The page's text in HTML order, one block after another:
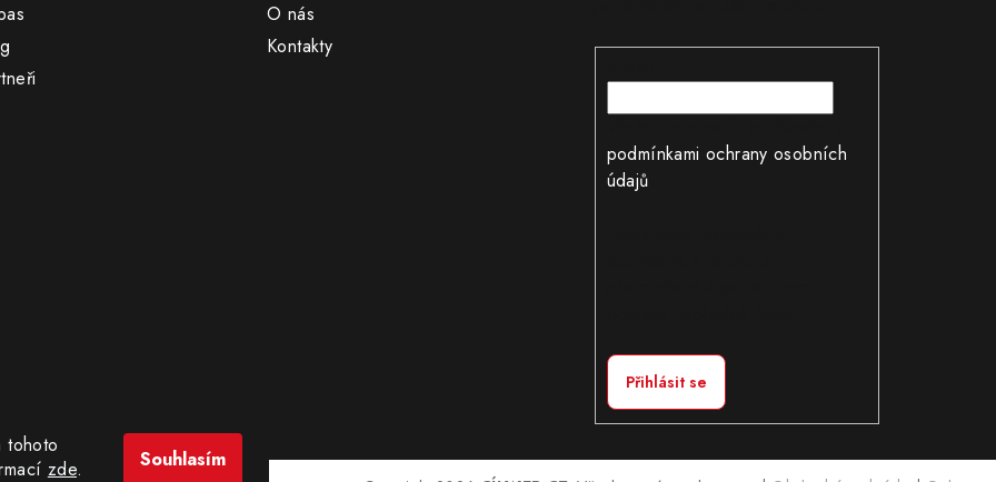
tohoto
zde. Souhlasím
O nás
Kontakty
podmínkami ochrany osobních
údajů
Přihlásit se